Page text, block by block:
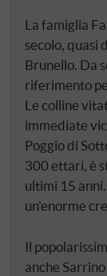
La famiglia
secolo, quasi
Brunello. Da
riferimento
Le colline
immediate
Poggio di
300 ettari, è
ultimi 15
un'enorme
Il
anche